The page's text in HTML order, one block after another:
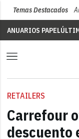
Temas Destacados
ANUARIOS PAPEL
RETAILERS
Carrefour
descuento